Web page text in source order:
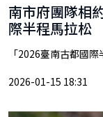
南市府團隊相
際半程馬拉松
「2026臺南古都國
2026-01-15 18:31